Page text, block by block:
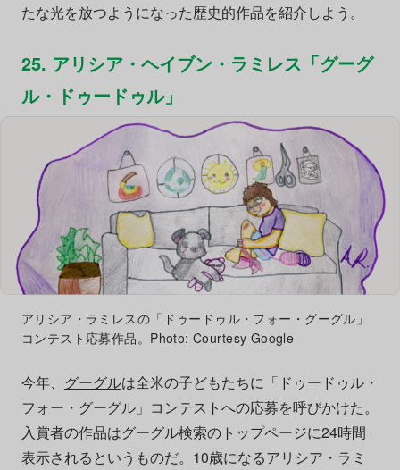
たな光を放つようになった歴史的作品を紹介しよう。
25. アリシア・ヘイブン・ラミレス「グーグ
ル・ドゥードゥル」
アリシア・ラミレスの「ドゥードゥル・フォー・グーグル」
コンテスト応募作品。Photo: Courtesy Google
今年、 グーグルは全米の子どもたちに「ドゥードゥル・
フォー・グーグル」コンテストへの応募を呼びかけた。
入賞者の作品はグーグル検索のトップページに24時間
表示されるというものだ。10歳になるアリシア・ラミ